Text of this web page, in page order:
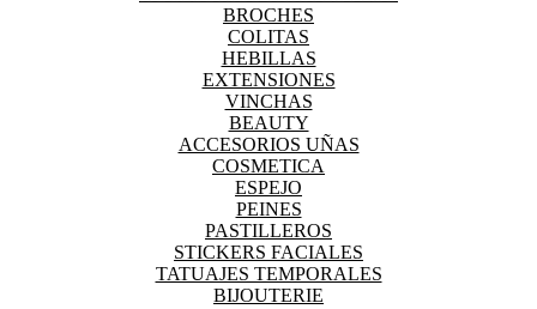
BROCHES
COLITAS
HEBILLAS
EXTENSIONES
VINCHAS
BEAUTY
ACCESORIOS UÑAS
COSMETICA
ESPEJO
PEINES
PASTILLEROS
STICKERS FACIALES
TATUAJES TEMPORALES
BIJOUTERIE